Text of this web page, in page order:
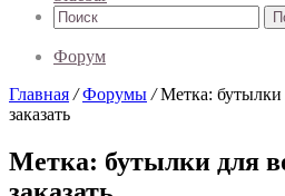
Форум
Главная / Форумы / Метка:
заказать
Метка: бутылки для